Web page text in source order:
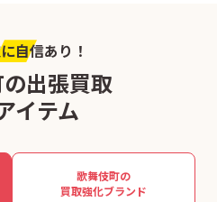
自信あり！
出張買取
イテム
歌舞伎町の
買取強化ブランド